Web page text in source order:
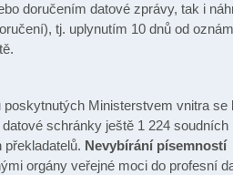
doručením datové zprávy, tak i
tj. uplynutím 10 dnů od
poskytnutých Ministerstvem vnitra se
datové schránky ještě 1 224 soudních
Nevybírání písemností
orgány veřejné moci do profesní